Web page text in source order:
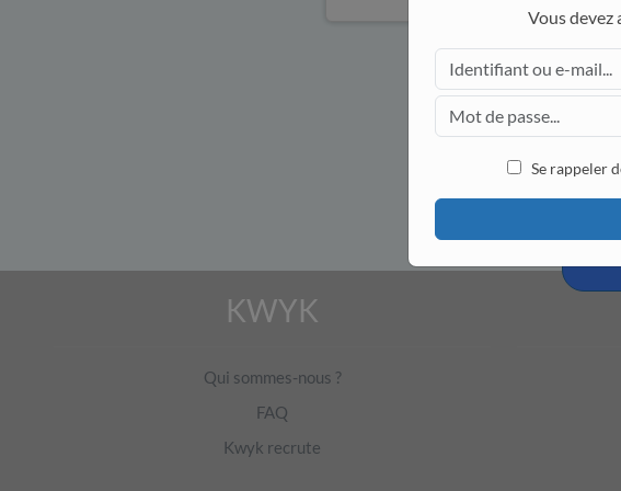
Vous devez
Se rappeler
KWYK
Qui sommes-nous ?
FAQ
Kwyk recrute